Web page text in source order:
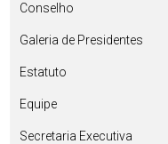
Conselho
Galeria de Presidentes
Estatuto
Equipe
Secretaria Executiva